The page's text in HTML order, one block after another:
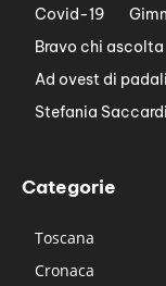
Covid-19
Bravo chi ascolta
Ad ovest di
Stefania Saccardi
Categorie
Toscana
Cronaca